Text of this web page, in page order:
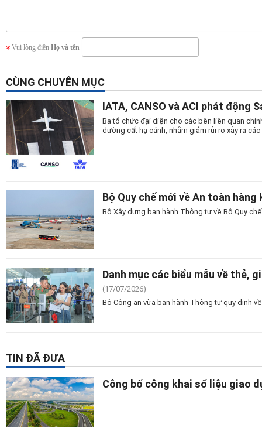
Vui lòng điền Họ và tên
CÙNG CHUYÊN MỤC
IATA, CANSO và ACI phát động
Ba tổ chức đại diện cho các bên liên quan
đường cất hạ cánh, nhằm giảm rủi ro xảy ra
Bộ Quy chế mới về An toàn
Bộ Xây dựng ban hành Thông tư về Bộ Quy
Danh mục các biểu mẫu về thẻ,
(17/07/2026)
Bộ Công an vừa ban hành Thông tư quy định
TIN ĐÃ ĐƯA
Công bố công khai số liệu giao